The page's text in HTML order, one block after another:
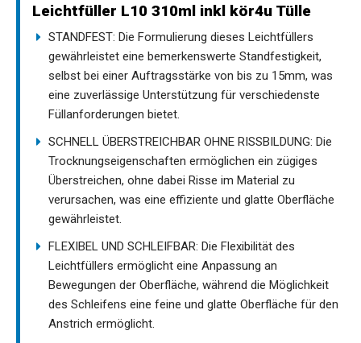
Leichtfüller L10 310ml inkl kör4u Tülle
STANDFEST: Die Formulierung dieses Leichtfüllers
gewährleistet eine bemerkenswerte Standfestigkeit,
selbst bei einer Auftragsstärke von bis zu 15mm, was
eine zuverlässige Unterstützung für verschiedenste
Füllanforderungen bietet.
SCHNELL ÜBERSTREICHBAR OHNE RISSBILDUNG: Die
Trocknungseigenschaften ermöglichen ein zügiges
Überstreichen, ohne dabei Risse im Material zu
verursachen, was eine effiziente und glatte Oberfläche
gewährleistet.
FLEXIBEL UND SCHLEIFBAR: Die Flexibilität des
Leichtfüllers ermöglicht eine Anpassung an
Bewegungen der Oberfläche, während die Möglichkeit
des Schleifens eine feine und glatte Oberfläche für den
Anstrich ermöglicht.